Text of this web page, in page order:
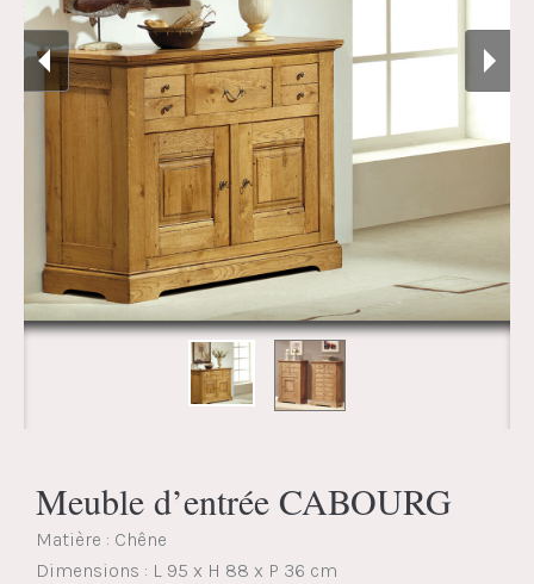
Meuble d’entrée CABOURG
Matière : Chêne
Dimensions : L 95 x H 88 x P 36 cm